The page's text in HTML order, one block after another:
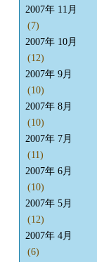
2007年 11月
(7)
2007年 10月
(12)
2007年 9月
(10)
2007年 8月
(10)
2007年 7月
(11)
2007年 6月
(10)
2007年 5月
(12)
2007年 4月
(6)